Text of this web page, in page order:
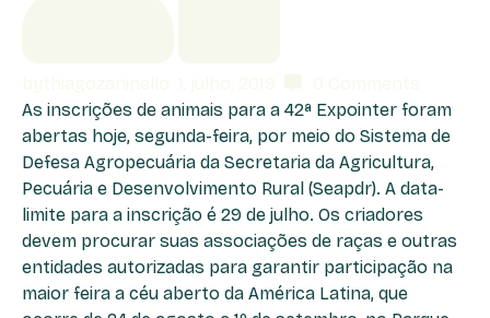
As inscrições de animais para a 42ª Expointer foram
abertas hoje, segunda-feira, por meio do Sistema de
Defesa Agropecuária da Secretaria da Agricultura,
Pecuária e Desenvolvimento Rural (Seapdr). A data-
limite para a inscrição é 29 de julho. Os criadores
devem procurar suas associações de raças e outras
entidades autorizadas para garantir participação na
maior feira a céu aberto da América Latina, que